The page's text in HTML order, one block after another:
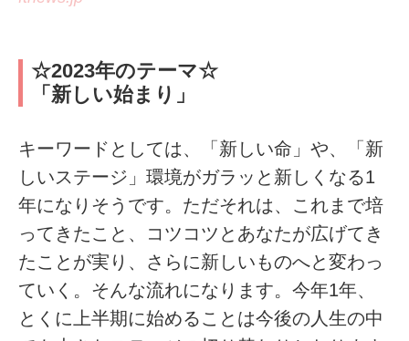
☆2023年のテーマ☆
「新しい始まり」
キーワードとしては、「新しい命」や、「新
しいステージ」環境がガラッと新しくなる1
年になりそうです。ただそれは、これまで培
ってきたこと、コツコツとあなたが広げてき
たことが実り、さらに新しいものへと変わっ
ていく。そんな流れになります。今年1年、
とくに上半期に始めることは今後の人生の中